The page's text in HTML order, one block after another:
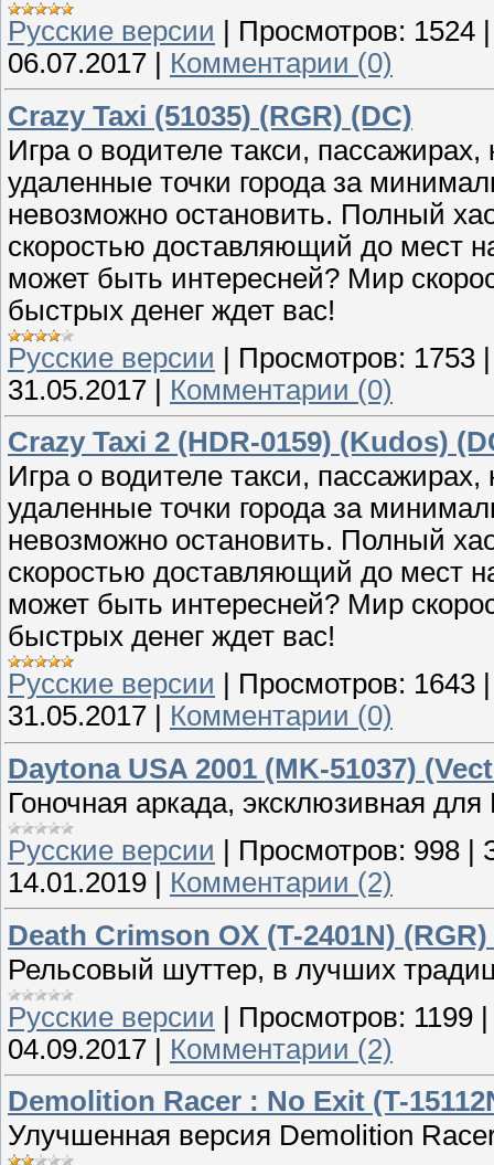
Русские версии
Просмотров: 1524
06.07.2017
Комментарии (0)
Crazy Taxi (51035) (RGR) (DC)
Игра о водителе такси,
удаленные точки города за
невозможно остановить. Полный
скоростью доставляющий до мест
может быть интересней? Мир
быстрых денег ждет вас!
Русские версии | Просмотров: 1753
31.05.2017 | Комментарии (0)
Crazy Taxi 2 (HDR-0159) (Kudos)
Игра о водителе такси,
удаленные точки города за
невозможно остановить. Полный
скоростью доставляющий до мест
может быть интересней? Мир
быстрых денег ждет вас!
Русские версии
Просмотров: 1643
31.05.2017
Комментарии (0)
Daytona USA 2001 (MK-51037)
Гоночная аркада, эксклюзивная
Русские версии
Просмотров: 998
14.01.2019
Комментарии (2)
Death Crimson OX (T-2401N) (RGR)
Рельсовый шуттер, в лучших
Русские версии | Просмотров: 1199
04.09.2017 | Комментарии (2)
Demolition Racer : No Exit (T-
Улучшенная версия Demolition